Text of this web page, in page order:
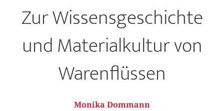
Zur Wissensgeschichte
und Materialkultur von
Warenflüssen
Monika Dommann